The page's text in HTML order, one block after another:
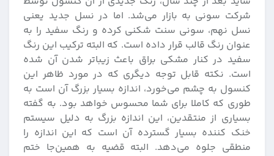
شرکت سونی به بازار می‌شد. اما در نسل جدید یعنی
نسل نهم، سونی سنت شکنی کرده و رنگ سفید را به
عنوان رنگ قالب قرار داده است. که البته ترکیب این رنگ
سفید در کنار مشکی براق باعث زیباتر شدن آن شده
است. نکته قابل توجه دیگری که در مورد ظاهر این
کنسول به چشم می‌خورد، اندازه بسیار بزرگ آن است به
طوری که کاملا برای شما محسوس خواهد بود. به گفته
بسیاری از منتقدین، این اندازه بزرگ به دلیل سیستم
خنک کننده بسیار گسترده آن است که این اندازه را
منطقی جلوه می‌دهد. البته قضیه به همین‌جا ختم